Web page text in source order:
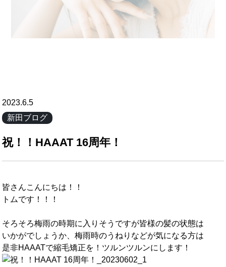
2023.6.5
新田ブログ
祝！！HAAAT 16周年！
皆さんこんにちは！！
トムです！！！
そろそろ梅雨の時期に入りそうですが皆様の髪の状態は
いかがでしょうか、梅雨時のうねりなどが気になる方は
是非HAAATで縮毛矯正を！ツルンツルンにします！